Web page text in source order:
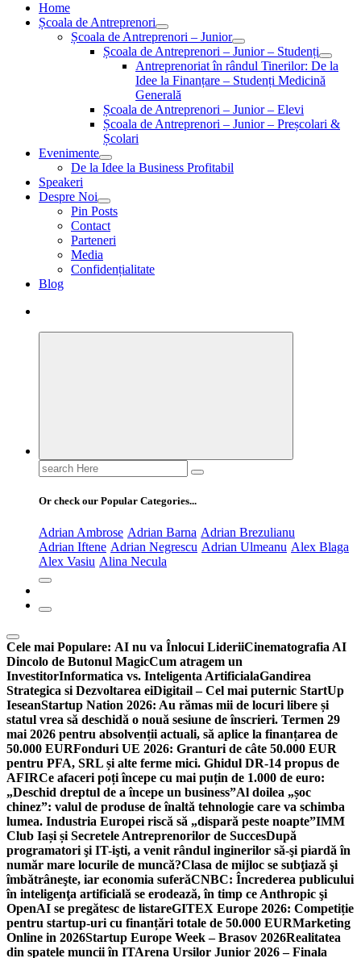
Home
Școala de Antreprenori
Școala de Antreprenori – Junior
Școala de Antreprenori – Junior – Studenți
Antreprenoriat în rândul Tinerilor: De la
Idee la Finanțare – Studenți Medicină
Generală
Școala de Antreprenori – Junior – Elevi
Școala de Antreprenori – Junior – Preșcolari &
Școlari
Evenimente
De la Idee la Business Profitabil
Speakeri
Despre Noi
Pin Posts
Contact
Parteneri
Media
Confidențialitate
Blog
Search
for:
Or check our Popular Categories...
Adrian Ambrose Adrian Barna Adrian Brezulianu
Adrian Iftene Adrian Negrescu Adrian Ulmeanu Alex Blaga
Alex Vasiu Alina Necula
Cele mai Populare: AI nu va Înlocui LideriiCinematografia AI
Dincolo de Butonul MagicCum atragem un
InvestitorInformatica vs. Inteligenta ArtificialaGandirea
Strategica si Dezvoltarea eiDigitail – Cel mai puternic StartUp
IeseanStartup Nation 2026: Au rămas mii de locuri libere și
statul vrea să deschidă o nouă sesiune de înscrieri. Termen 29
mai 2026 pentru absolvenții actuali, să aplice la finanțarea de
50.000 EURFonduri UE 2026: Granturi de câte 50.000 EUR
pentru PFA, SRL și alte ferme mici. Ghidul DR-14 propus de
AFIRCe afaceri poți începe cu mai puțin de 1.000 de euro:
„Deschid dreptul de a începe un business”Al doilea „șoc
chinez”: valul de produse de înaltă tehnologie care va schimba
lumea. Industria Europei riscă să „dispară peste noapte”IMM
Club Iași și Secretele Antreprenorilor de SuccesDupă
programatori şi IT-işti, a venit rândul inginerilor să-şi piardă în
număr mare locurile de muncă?Clasa de mijloc se subţiază şi
îmbătrâneşte, iar economia suferăCNBC: Încrederea publicului
în inteligenţa artificială se erodează, în timp ce Anthropic şi
OpenAI se pregătesc de listareGITEX Europe 2026: Competiție
pentru startup-uri cu finanțări totale de 50.000 EURMarketing
Online in 2026Startup Europe Week – Brasov 2026Realitatea
din spatele muncii în ITArena Ursilor Junior 2026 – Finala